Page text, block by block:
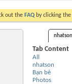
out the FAQ by clicking
Tab Content
All
nhatson
Bạn bè
Photos